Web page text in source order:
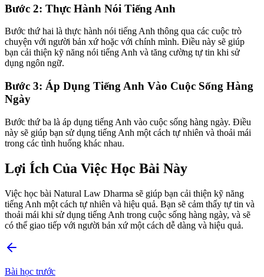
Bước 2: Thực Hành Nói Tiếng Anh
Bước thứ hai là thực hành nói tiếng Anh thông qua các cuộc trò
chuyện với người bản xứ hoặc với chính mình. Điều này sẽ giúp
bạn cải thiện kỹ năng nói tiếng Anh và tăng cường tự tin khi sử
dụng ngôn ngữ.
Bước 3: Áp Dụng Tiếng Anh Vào Cuộc Sống Hàng
Ngày
Bước thứ ba là áp dụng tiếng Anh vào cuộc sống hàng ngày. Điều
này sẽ giúp bạn sử dụng tiếng Anh một cách tự nhiên và thoải mái
trong các tình huống khác nhau.
Lợi Ích Của Việc Học Bài Này
Việc học bài Natural Law Dharma sẽ giúp bạn cải thiện kỹ năng
tiếng Anh một cách tự nhiên và hiệu quả. Bạn sẽ cảm thấy tự tin và
thoải mái khi sử dụng tiếng Anh trong cuộc sống hàng ngày, và sẽ
có thể giao tiếp với người bản xứ một cách dễ dàng và hiệu quả.
Bài học trước